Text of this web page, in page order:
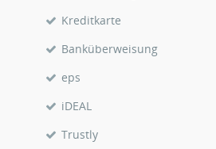
Kreditkarte
Banküberweisung
eps
iDEAL
Trustly